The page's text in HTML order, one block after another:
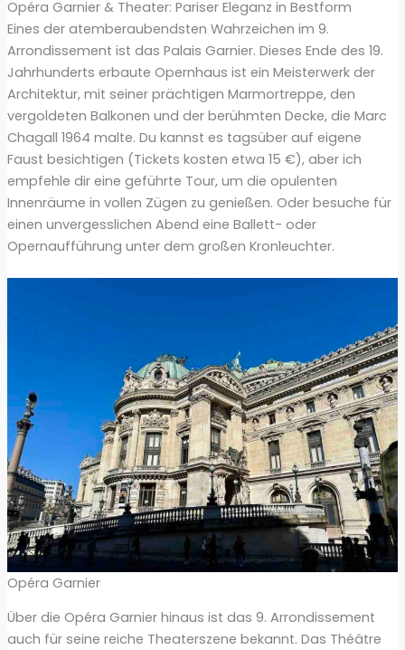
Opéra Garnier & Theater: Pariser Eleganz in Bestform
Eines der atemberaubendsten Wahrzeichen im 9.
Arrondissement ist das Palais Garnier. Dieses Ende des 19.
Jahrhunderts erbaute Opernhaus ist ein Meisterwerk der
Architektur, mit seiner prächtigen Marmortreppe, den
vergoldeten Balkonen und der berühmten Decke, die Marc
Chagall 1964 malte. Du kannst es tagsüber auf eigene
Faust besichtigen (Tickets kosten etwa 15 €), aber ich
empfehle dir eine geführte Tour, um die opulenten
Innenräume in vollen Zügen zu genießen. Oder besuche für
einen unvergesslichen Abend eine Ballett- oder
Opernaufführung unter dem großen Kronleuchter.
Opéra Garnier
Über die Opéra Garnier hinaus ist das 9. Arrondissement
auch für seine reiche Theaterszene bekannt. Das Théâtre